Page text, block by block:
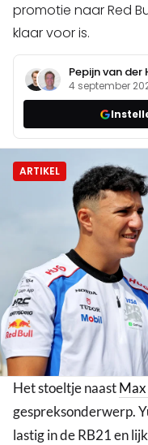
promotie naar Red
klaar voor is.
Pepijn van der
4 september
ARTIKEL
Het stoeltje naast
gespreksonderwerp.
lastig in de RB21 en